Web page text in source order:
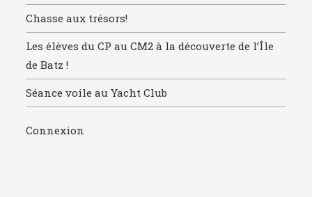
Chasse aux trésors!
Les élèves du CP au CM2 à la découverte de l’Île
de Batz !
Séance voile au Yacht Club
Connexion